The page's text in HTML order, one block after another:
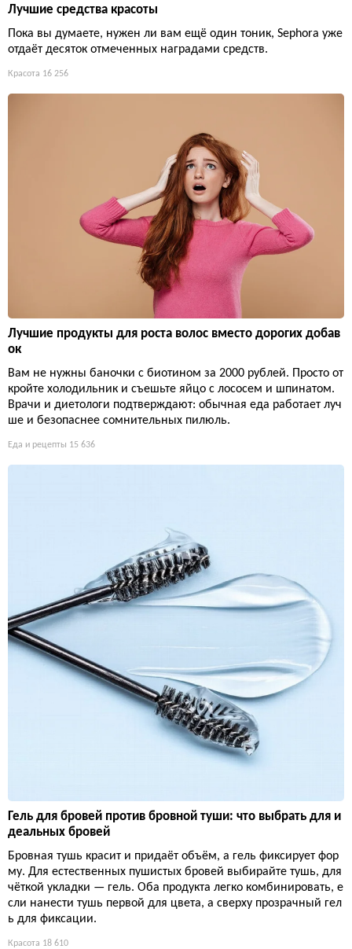
Лучшие средства красоты
Пока вы думаете, нужен ли вам ещё один тоник, Sephora уже
отдаёт десяток отмеченных наградами средств.
Красота 16 256
Лучшие продукты для роста волос вместо дорогих добав
ок
Вам не нужны баночки с биотином за 2000 рублей. Просто от
кройте холодильник и съешьте яйцо с лососем и шпинатом.
Врачи и диетологи подтверждают: обычная еда работает луч
ше и безопаснее сомнительных пилюль.
Еда и рецепты 15 636
Гель для бровей против бровной туши: что выбрать для и
деальных бровей
Бровная тушь красит и придаёт объём, а гель фиксирует фор
му. Для естественных пушистых бровей выбирайте тушь, для
чёткой укладки — гель. Оба продукта легко комбинировать, е
сли нанести тушь первой для цвета, а сверху прозрачный гел
ь для фиксации.
Красота 18 610